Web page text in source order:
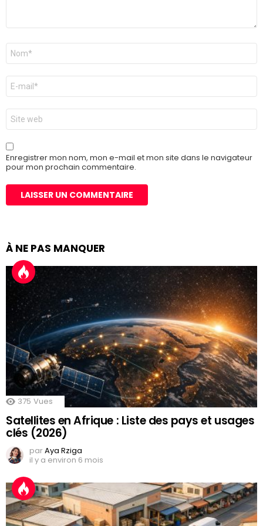
Nom
E-
mail
*
Site
web
Enregistrer mon nom, mon e-mail et mon site dans le navigateur
pour mon prochain commentaire.
À NE PAS MANQUER
375 Vues
Satellites en Afrique : Liste des pays et usages
clés (2026)
parAya Rziga
il y a environ 6 mois